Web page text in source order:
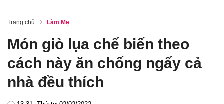
Trang chủ Làm Mẹ
Món giò lụa chế biến theo
cách này ăn chống ngấy cả
nhà đều thích